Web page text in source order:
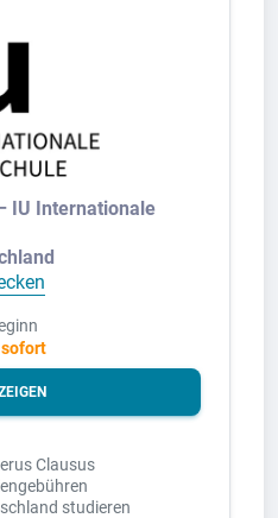
IU Internationale
sofort
Clausus
studieren